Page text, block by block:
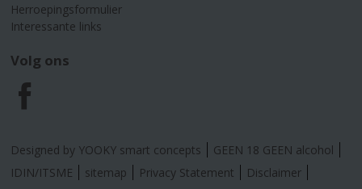
Herroepingsformulier
Interessante links
Volg ons
F
a
c
Designed by YOOKY smart concepts
GEEN 18 GEEN alcohol
IDIN/ITSME
sitemap Privacy Statement
Disclaimer